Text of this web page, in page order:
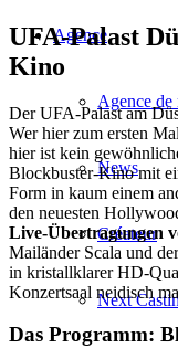
Agence
Agence de
News
Créateur
Next
UFA-Palast
Kino
Der UFA-Palast am
Wer hier zum ersten
hier ist kein
Blockbuster-Kino mit
Form in kaum einem
den neuesten
Live-Übertragungen
Mailänder Scala und
in kristallklarer HD-
Konzertsaal neidisch
Das Programm: